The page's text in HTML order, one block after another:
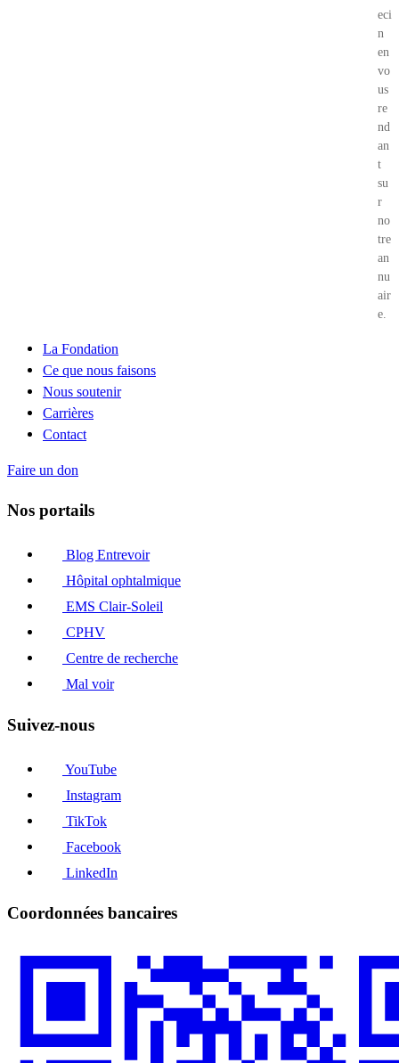
eci
n
en
vo
us
re
nd
an
t
su
r
no
tre
an
nu
air
e.
La Fondation
Ce que nous faisons
Nous soutenir
Carrières
Contact
Faire un don
Nos portails
Blog Entrevoir
Hôpital ophtalmique
EMS Clair-Soleil
CPHV
Centre de recherche
Mal voir
Suivez-nous
YouTube
Instagram
TikTok
Facebook
LinkedIn
Coordonnées bancaires